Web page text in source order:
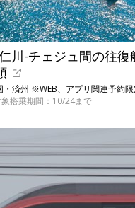
川-チェジュ間の往
済州 ※WEB、アプリ関連予約限
搭乗期間：10/24まで